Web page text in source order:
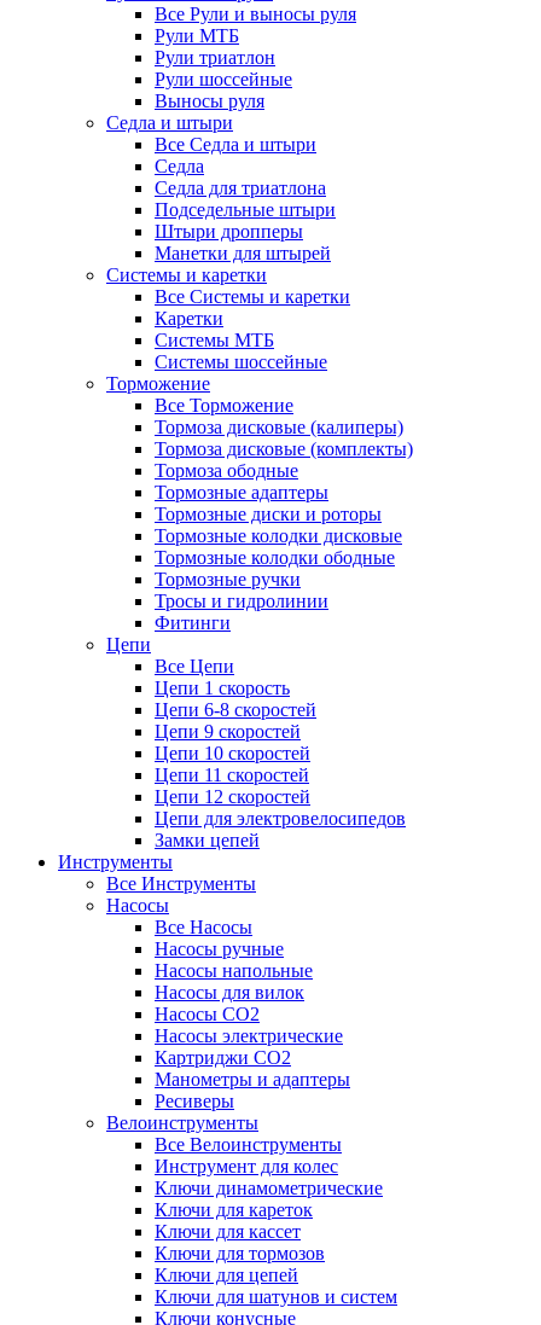
Все Рули и выносы руля
Рули МТБ
Рули триатлон
Рули шоссейные
Выносы руля
Седла и штыри
Все Седла и штыри
Седла
Седла для триатлона
Подседельные штыри
Штыри дропперы
Манетки для штырей
Системы и каретки
Все Системы и каретки
Каретки
Системы МТБ
Системы шоссейные
Торможение
Все Торможение
Тормоза дисковые (калиперы)
Тормоза дисковые (комплекты)
Тормоза ободные
Тормозные адаптеры
Тормозные диски и роторы
Тормозные колодки дисковые
Тормозные колодки ободные
Тормозные ручки
Тросы и гидролинии
Фитинги
Цепи
Все Цепи
Цепи 1 скорость
Цепи 6-8 скоростей
Цепи 9 скоростей
Цепи 10 скоростей
Цепи 11 скоростей
Цепи 12 скоростей
Цепи для электровелосипедов
Замки цепей
Инструменты
Все Инструменты
Насосы
Все Насосы
Насосы ручные
Насосы напольные
Насосы для вилок
Насосы CO2
Насосы электрические
Картриджи CO2
Манометры и адаптеры
Ресиверы
Велоинструменты
Все Велоинструменты
Инструмент для колес
Ключи динамометрические
Ключи для кареток
Ключи для кассет
Ключи для тормозов
Ключи для цепей
Ключи для шатунов и систем
Ключи конусные